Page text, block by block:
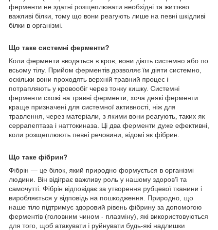
ферменти не здатні розщеплювати необхідні та життєво
важливі білки, тому що вони реагують лише на певні шкідливі
білки в організмі.
Що таке системні ферменти?
Коли ферменти вводяться в кров, вони діють системно або по
всьому тілу. Прийом ферментів дозволяє їм діяти системно,
оскільки вони проходять верхній травний процес і
потрапляють у кровообіг через тонку кишку. Системні
ферменти схожі на травні ферменти, хоча деякі ферменти
краще призначені для системної активності, ніж для
травлення, через матеріали, з якими вони реагують, таких як
серрапептаза і наттокиназа. Ці два ферменти дуже ефективні,
коли розщеплюють певні речовини, відомі як фібрин.
Що таке фібрин?
Фібрін — це білок, який природно формується в організмі
людини. Він відіграє важливу роль у нашому здоров’ї та
самочутті. Фібрін відповідає за утворення рубцевої тканини і
виробляється у відповідь на пошкодження. Природно, що
наше тіло підтримує здоровий рівень фібрину за допомогою
ферментів (головним чином - плазміну), які використовуються
для того, щоб атакувати і руйнувати будь-які надлишки